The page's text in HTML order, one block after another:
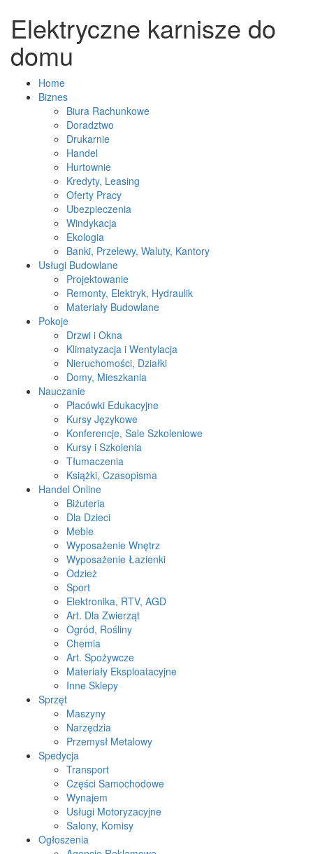
Elektryczne karnisze do
domu
Home
Biznes
Biura Rachunkowe
Doradztwo
Drukarnie
Handel
Hurtownie
Kredyty, Leasing
Oferty Pracy
Ubezpieczenia
Windykacja
Ekologia
Banki, Przelewy, Waluty, Kantory
Usługi Budowlane
Projektowanie
Remonty, Elektryk, Hydraulik
Materiały Budowlane
Pokoje
Drzwi i Okna
Klimatyzacja i Wentylacja
Nieruchomości, Działki
Domy, Mieszkania
Nauczanie
Placówki Edukacyjne
Kursy Językowe
Konferencje, Sale Szkoleniowe
Kursy i Szkolenia
Tłumaczenia
Książki, Czasopisma
Handel Online
Biżuteria
Dla Dzieci
Meble
Wyposażenie Wnętrz
Wyposażenie Łazienki
Odzież
Sport
Elektronika, RTV, AGD
Art. Dla Zwierząt
Ogród, Rośliny
Chemia
Art. Spożywcze
Materiały Eksploatacyjne
Inne Sklepy
Sprzęt
Maszyny
Narzędzia
Przemysł Metalowy
Spedycja
Transport
Części Samochodowe
Wynajem
Usługi Motoryzacyjne
Salony, Komisy
Ogłoszenia